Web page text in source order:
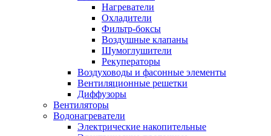
Нагреватели
Охладители
Фильтр-боксы
Воздушные клапаны
Шумоглушители
Рекуператоры
Воздуховоды и фасонные элементы
Вентиляционные решетки
Диффузоры
Вентиляторы
Водонагреватели
Электрические накопительные